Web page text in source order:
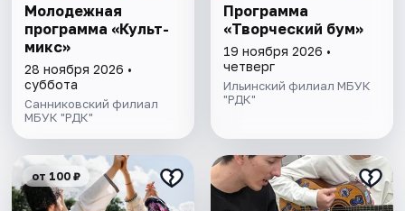
Молодежная
программа «Культ-
микс»
28 ноября 2026 •
суббота
Санниковский филиал
МБУК "РДК"
Программа
«Творческий бум»
19 ноября 2026 •
четверг
Ильинский филиал МБУК
"РДК"
от 100 ₽